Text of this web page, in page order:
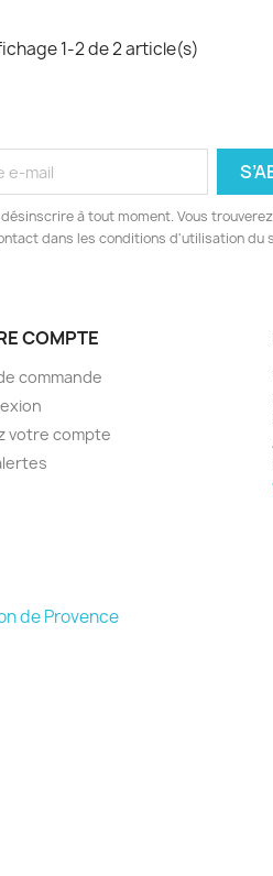
1-2 de 2 article(s)
à tout moment. Vous
dans les conditions d'utilisation du
COMPTE
commande
votre compte
de Provence